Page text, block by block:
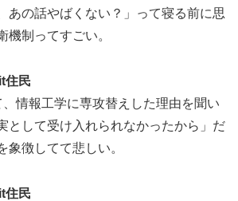
あの話やばくない？」って寝る前に思
機制ってすごい。
住民
情報工学に専攻替えした理由を聞い
として受け入れられなかったから」だ
象徴してて悲しい。
住民